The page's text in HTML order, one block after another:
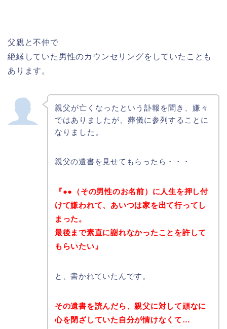
父親と不仲で
絶縁していた男性のカウンセリングをしていたことも
あります。
親父が亡くなったという訃報を聞き、嫌々
ではありましたが、葬儀に参列することに
なりました。
親父の遺書を見せてもらったら・・・
『●●（その男性のお名前）に 人生を押し付
けて嫌われて、あいつは家を出て行ってし
まった。
最後まで素直に謝れなかったことを許して
もらいたい』
と、書かれていたんです。
その遺書を読んだら、親父に対して頑なに
心を閉ざしていた自分が情けなくて…